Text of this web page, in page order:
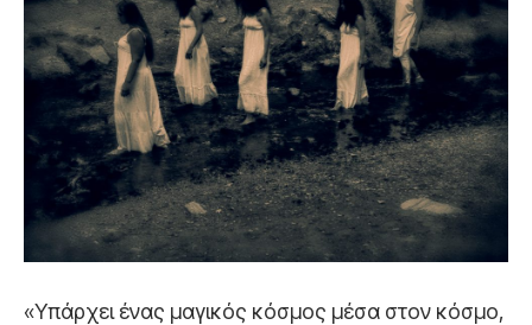
«Υπάρχει ένας μαγικός κόσμος μέσα στον κόσμο,